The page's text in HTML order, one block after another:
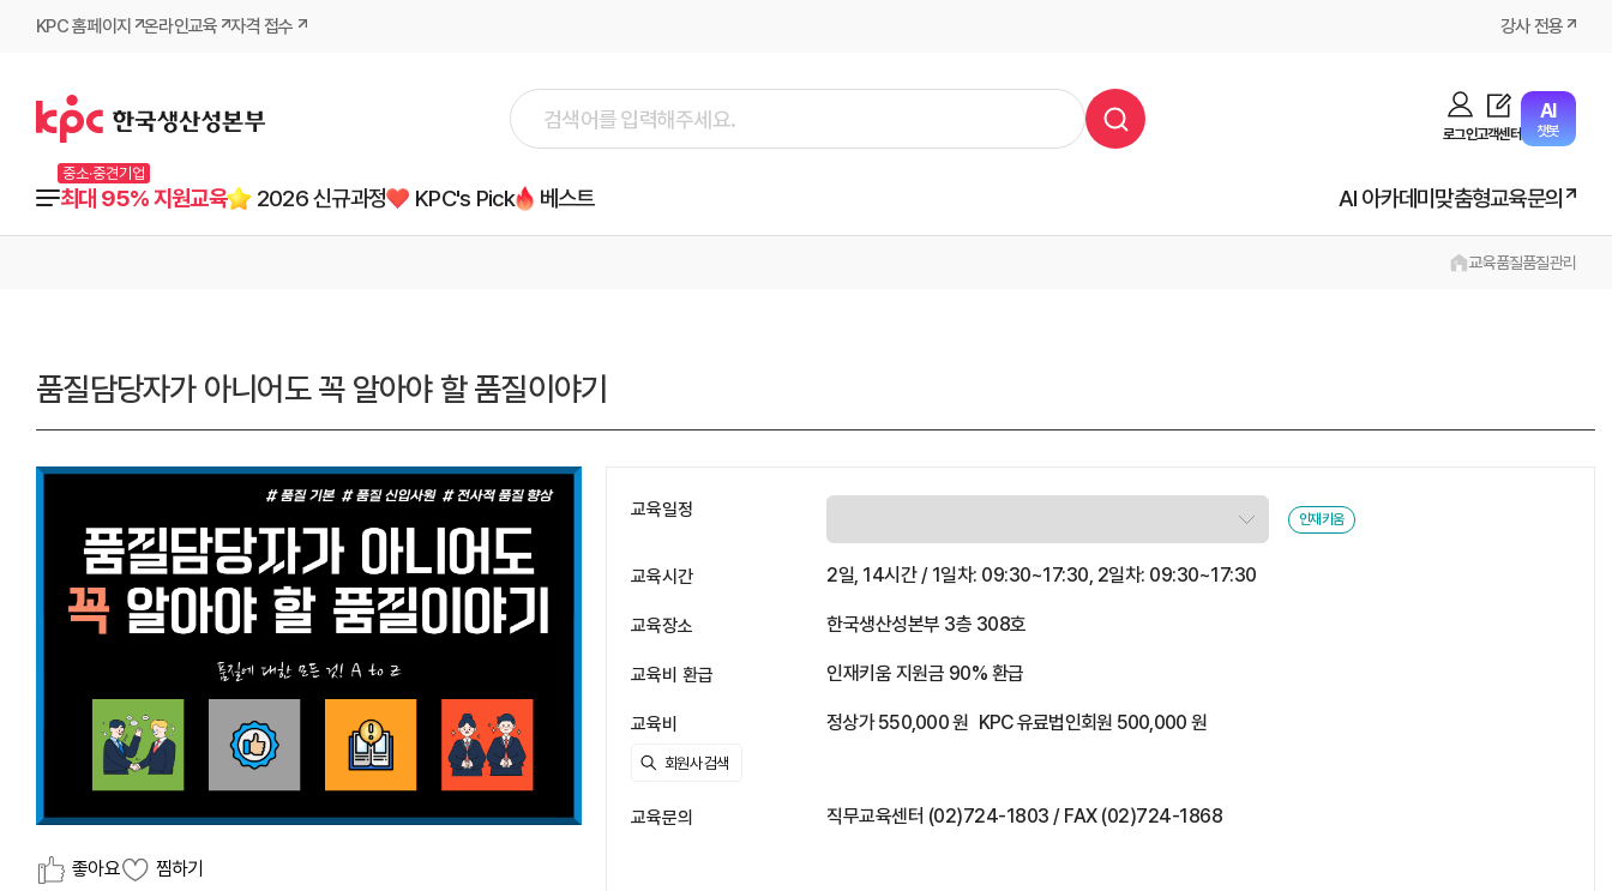
KPC 홈페이지 온라인교육 자격 접수 강사 전용
로그인고객센터
AI
챗봇
중소·중견기업
최대 95% 지원교육 2026 신규과정 KPC's Pick 베스트 AI 아카데미맞춤형교육문의
교육품질품질관리
품질담당자가 아니어도 꼭 알아야 할 품질이야기
좋아요 찜하기
교육일정 인재키움
교육시간 2일, 14시간 / 1일차: 09:30~17:30, 2일차: 09:30~17:30
교육장소 한국생산성본부 3층 308호
교육비 환급 인재키움 지원금 90% 환급
교육비 정상가 550,000 원 KPC 유료법인회원 500,000 원
교육문의 직무교육센터 (02)724-1803 / FAX (02)724-1868